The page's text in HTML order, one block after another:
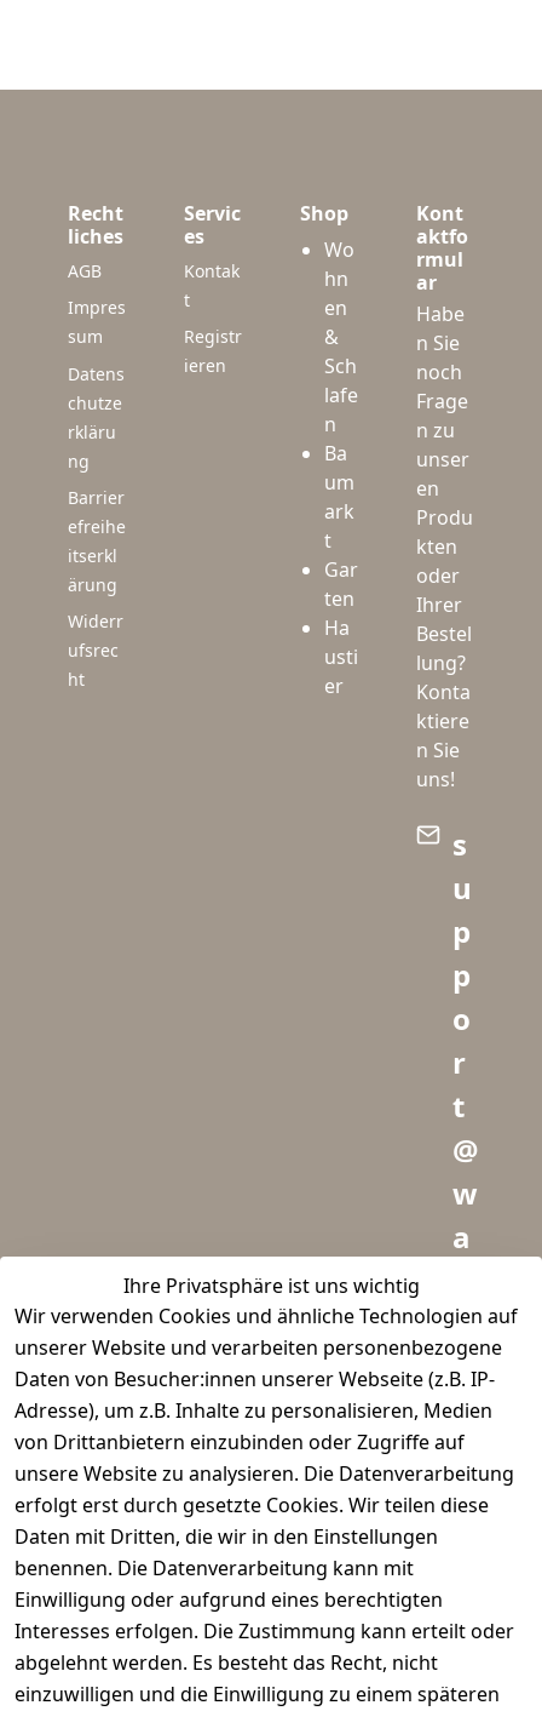
Ihre Privatsphäre ist uns wichtig
Wir verwenden Cookies und ähnliche Technologien auf
unserer Website und verarbeiten personenbezogene
Daten von Besucher:innen unserer Webseite (z.B. IP-
Adresse), um z.B. Inhalte zu personalisieren, Medien
von Drittanbietern einzubinden oder Zugriffe auf
unsere Website zu analysieren. Die Datenverarbeitung
erfolgt erst durch gesetzte Cookies. Wir teilen diese
Daten mit Dritten, die wir in den Einstellungen
benennen. Die Datenverarbeitung kann mit
Einwilligung oder aufgrund eines berechtigten
Interesses erfolgen. Die Zustimmung kann erteilt oder
abgelehnt werden. Es besteht das Recht, nicht
einzuwilligen und die Einwilligung zu einem späteren
Recht
liches
AGB
Impres
sum
Datens
chutze
rkläru
ng
Barrier
efreihe
itserkl
ärung
Widerr
ufsrec
ht
Servic
es
Kontak
t
Registr
ieren
Shop
Wo
hn
en
&
Sch
lafe
n
Ba
um
ark
t
Gar
ten
Ha
usti
er
Kont
aktfo
rmul
ar
Habe
n Sie
noch
Frage
n zu
unser
en
Produ
kten
oder
Ihrer
Bestel
lung?
Konta
ktiere
n Sie
uns!
s
u
p
p
o
r
t
@
w
a
d
m
e
i
s
r.